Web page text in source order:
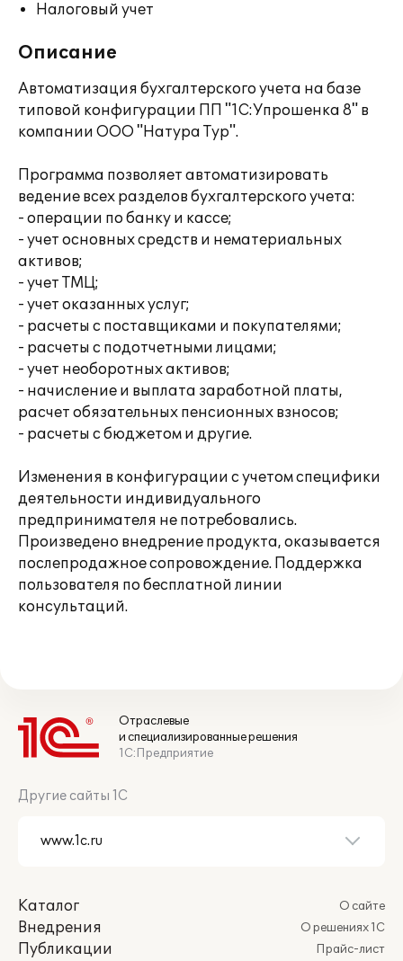
Налоговый учет
Описание
Автоматизация бухгалтерского учета на базе
типовой конфигурации ПП "1C:Упрошенка 8" в
компании ООО "Натура Тур".
Программа позволяет автоматизировать
ведение всех разделов бухгалтерского учета:
- операции по банку и кассе;
- учет основных средств и нематериальных
активов;
- учет ТМЦ;
- учет оказанных услуг;
- расчеты с поставщиками и покупателями;
- расчеты с подотчетными лицами;
- учет необоротных активов;
- начисление и выплата заработной платы,
расчет обязательных пенсионных взносов;
- расчеты с бюджетом и другие.
Изменения в конфигурации с учетом специфики
деятельности индивидуального
предпринимателя не потребовались.
Произведено внедрение продукта, оказывается
послепродажное сопровождение. Поддержка
пользователя по бесплатной линии
консультаций.
Отраслевые
и специализированные решения
1С:Предприятие
Другие сайты 1С
Каталог
Внедрения
Публикации
О сайте
О решениях 1С
Прайс-лист